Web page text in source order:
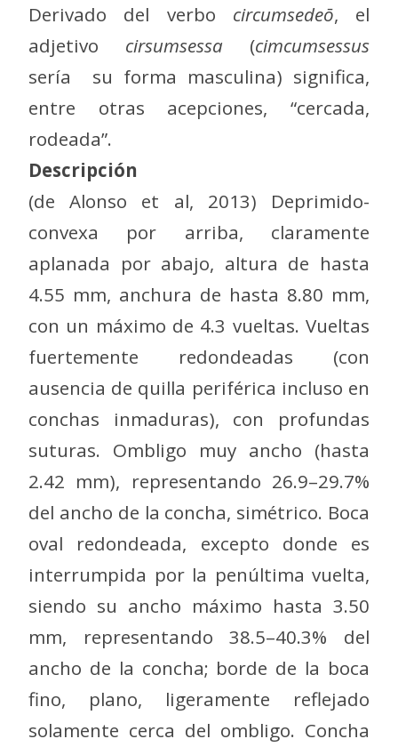
Derivado del verbo circumsedeō, el
adjetivo cirsumsessa (cimcumsessus
sería su forma masculina) significa,
entre otras acepciones, “cercada,
rodeada”.
Descripción
(de Alonso et al, 2013) Deprimido-
convexa por arriba, claramente
aplanada por abajo, altura de hasta
4.55 mm, anchura de hasta 8.80 mm,
con un máximo de 4.3 vueltas. Vueltas
fuertemente redondeadas (con
ausencia de quilla periférica incluso en
conchas inmaduras), con profundas
suturas. Ombligo muy ancho (hasta
2.42 mm), representando 26.9–29.7%
del ancho de la concha, simétrico. Boca
oval redondeada, excepto donde es
interrumpida por la penúltima vuelta,
siendo su ancho máximo hasta 3.50
mm, representando 38.5–40.3% del
ancho de la concha; borde de la boca
fino, plano, ligeramente reflejado
solamente cerca del ombligo. Concha